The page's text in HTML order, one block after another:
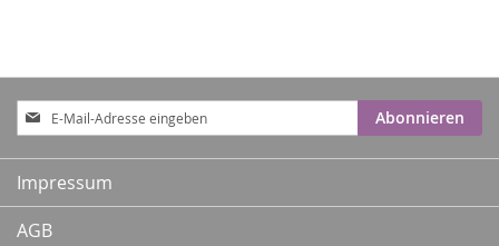
Anmeldung
zum
Newsletter:
Abonnieren
Impressum
AGB